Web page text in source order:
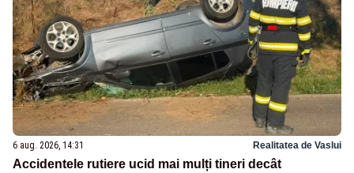
6 aug. 2026, 14:31 Realitatea de Vaslui
Accidentele rutiere ucid mai mulți tineri decât